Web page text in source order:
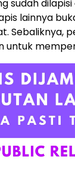
sudah
lainnya
Sebaliknya,
untuk